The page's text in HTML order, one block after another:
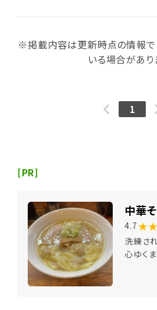
※掲載内容は更新時点の情報で
いる場合があり
1
[PR]
中華
4.7
洗練さ
心ゆく